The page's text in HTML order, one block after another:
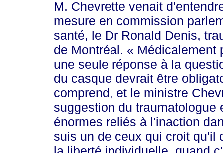
M. Chevrette venait
mesure en commission
santé, le Dr Ronald Denis,
de Montréal. « Médicalement
une seule réponse à la
du casque devrait être obliga
comprend, et le ministre
suggestion du
énormes reliés à l'inaction
suis un de ceux qui croit qu'il